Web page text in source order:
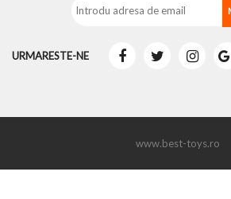
URMARESTE-NE
www.best-toys.ro